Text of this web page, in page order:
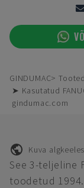
GINDUMAC Tooted
➤ Kasutatud
gindumac.com
Kuva algkeeles
See 3-teljeline
toodetud